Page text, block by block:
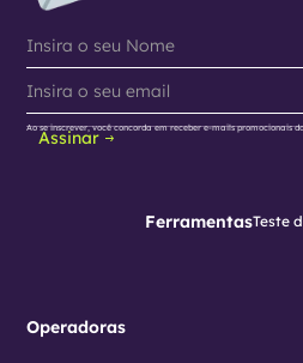
Assinar
Ao se inscrever, você concorda em receber e-mails promocionais
FerramentasTeste
Operadoras